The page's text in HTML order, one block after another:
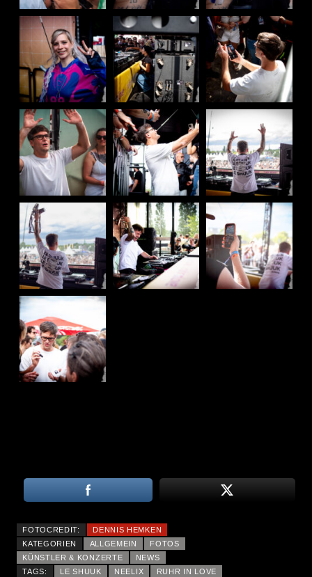
FOTOCREDIT:
DENNIS HEMKEN
KATEGORIEN
ALLGEMEIN
FOTOS
KÜNSTLER & KONZERTE
NEWS
TAGS:
LE SHUUK NEELIX RUHR IN LOVE